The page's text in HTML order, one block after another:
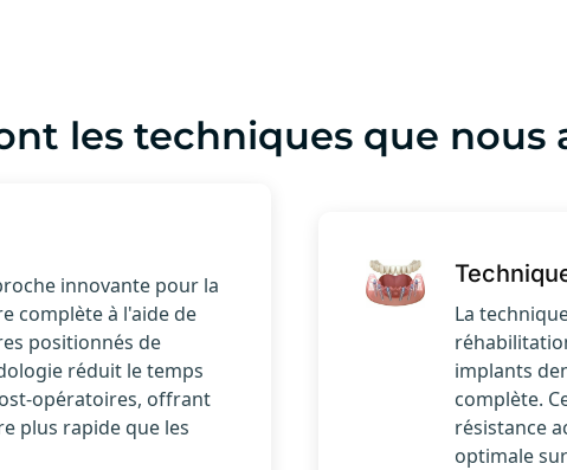
les techniques que nous
innovante pour la
complète à l'aide de
positionnés de
réduit le temps
opératoires, offrant
plus rapide que les
La
implants
complète.
résistance
optimale